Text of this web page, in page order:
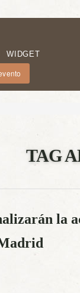
WIDGET
TAG
la